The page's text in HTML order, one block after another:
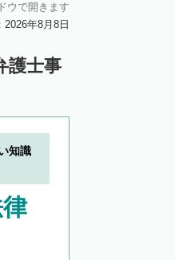
ウで開きます
2026年8月8日
護士事
知識